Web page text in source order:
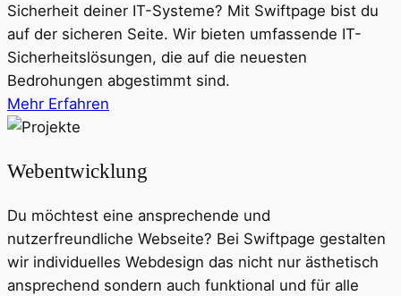
Sicherheit deiner IT-Systeme? Mit Swiftpage bist du
auf der sicheren Seite. Wir bieten umfassende IT-
Sicherheitslösungen, die auf die neuesten
Bedrohungen abgestimmt sind.
Mehr Erfahren
Webentwicklung
Du möchtest eine ansprechende und
nutzerfreundliche Webseite? Bei Swiftpage gestalten
wir individuelles Webdesign das nicht nur ästhetisch
ansprechend sondern auch funktional und für alle